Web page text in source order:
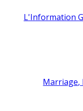
L'Information
Marriage,